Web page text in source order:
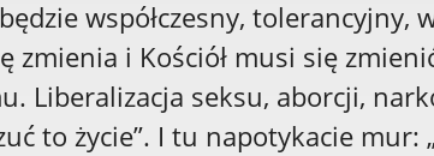
współczesny, tolerancyjny,
zmienia i Kościół musi się
Liberalizacja seksu, aborcji,
to życie”. I tu napotykacie